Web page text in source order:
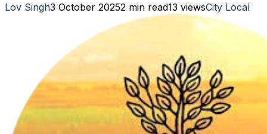
Lov Singh3 October 20252 min read13 viewsCity Local